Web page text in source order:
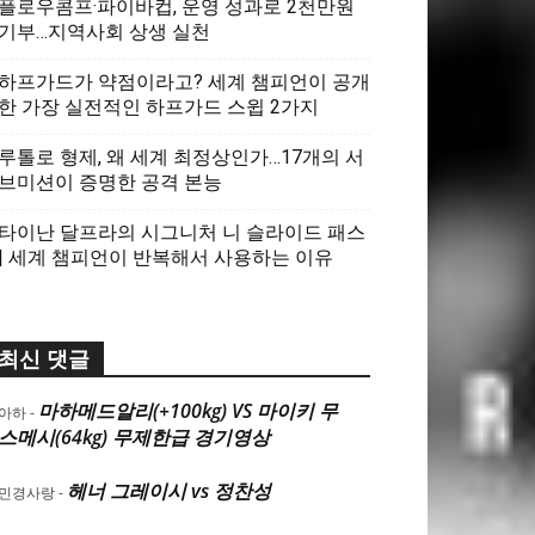
플로우콤프·파이바컵, 운영 성과로 2천만원
기부…지역사회 상생 실천
프가드가 약점이라고? 세계 챔피언이 공개
한 가장 실전적인 하프가드 스윕 2가지
루톨로 형제, 왜 세계 최정상인가…17개의 서
브미션이 증명한 공격 본능
타이난 달프라의 시그니처 니 슬라이드 패스
| 세계 챔피언이 반복해서 사용하는 이유
최신 댓글
아하- 마하메드알리(+100kg) VS 마이키 무
스메시(64kg) 무제한급 경기영상
민경사랑- 헤너 그레이시 vs 정찬성